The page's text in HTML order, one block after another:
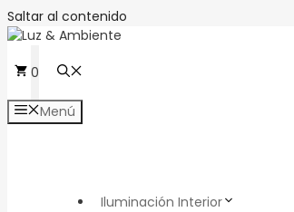
Saltar al contenido
0
Menú
Iluminación Interior